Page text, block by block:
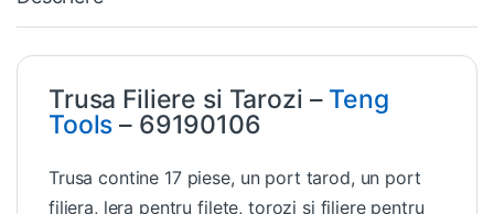
Trusa Filiere si Tarozi – Teng
Tools – 69190106
Trusa contine 17 piese, un port tarod, un port
filiera, lera pentru filete, torozi si filiere pentru